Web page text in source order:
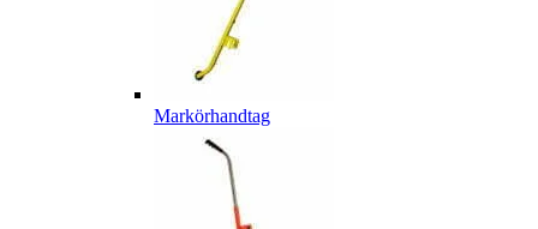
Markörhandtag